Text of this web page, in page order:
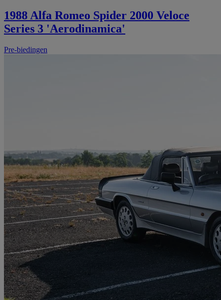
1988 Alfa Romeo Spider 2000 Veloce
Series 3 'Aerodinamica'
Pre-biedingen